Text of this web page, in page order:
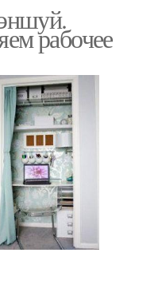
рабочее